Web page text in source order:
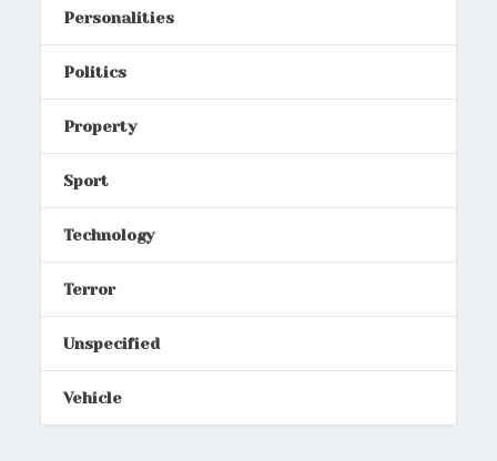
Personalities
Politics
Property
Sport
Technology
Terror
Unspecified
Vehicle